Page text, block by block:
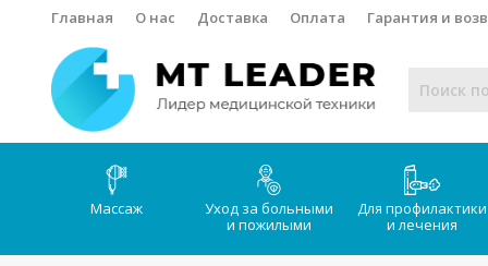
Главная О нас Доставка Оплата Гарантия и
Массаж
Уход за больными
и пожилыми
Для профилактики
и лечения